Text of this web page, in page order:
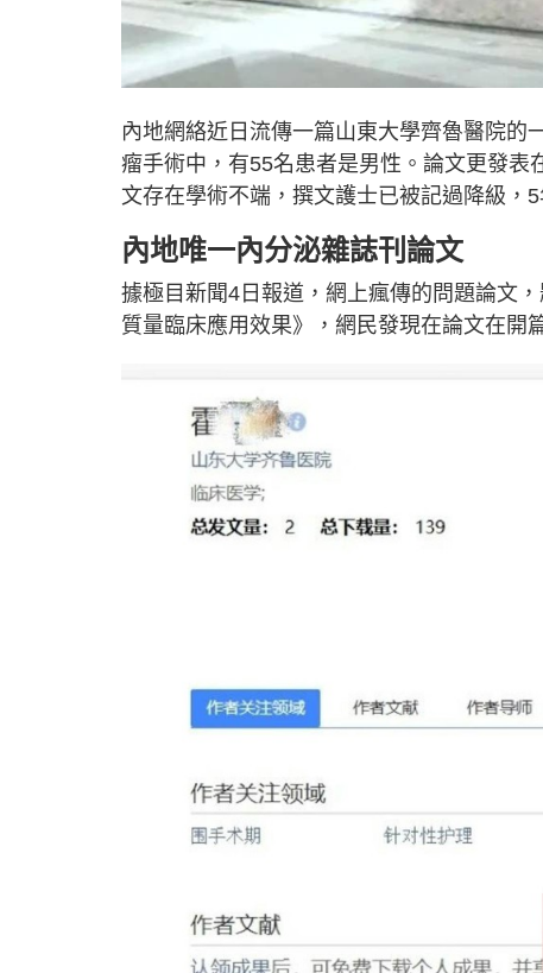
內地網絡近日流傳一篇山東大學齊魯醫院的
瘤手術中，有55名患者是男性。論文更發
文存在學術不端，撰文護士已被記過降級，5
內地唯一內分泌雜誌刊論文
據極目新聞4日報道，網上瘋傳的問題論文
質量臨床應用效果》，網民發現在論文在開